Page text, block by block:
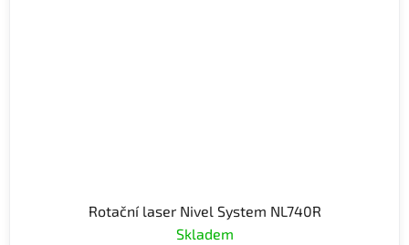
Rotační laser Nivel System NL740R
Skladem